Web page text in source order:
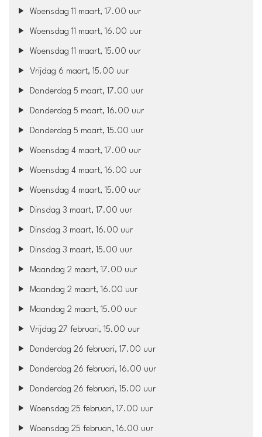
Woensdag 11 maart, 17.00 uur
Woensdag 11 maart, 16.00 uur
Woensdag 11 maart, 15.00 uur
Vrijdag 6 maart, 15.00 uur
Donderdag 5 maart, 17.00 uur
Donderdag 5 maart, 16.00 uur
Donderdag 5 maart, 15.00 uur
Woensdag 4 maart, 17.00 uur
Woensdag 4 maart, 16.00 uur
Woensdag 4 maart, 15.00 uur
Dinsdag 3 maart, 17.00 uur
Dinsdag 3 maart, 16.00 uur
Dinsdag 3 maart, 15.00 uur
Maandag 2 maart, 17.00 uur
Maandag 2 maart, 16.00 uur
Maandag 2 maart, 15.00 uur
Vrijdag 27 februari, 15.00 uur
Donderdag 26 februari, 17.00 uur
Donderdag 26 februari, 16.00 uur
Donderdag 26 februari, 15.00 uur
Woensdag 25 februari, 17.00 uur
Woensdag 25 februari, 16.00 uur